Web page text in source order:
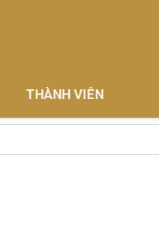
THÀNH VIÊN